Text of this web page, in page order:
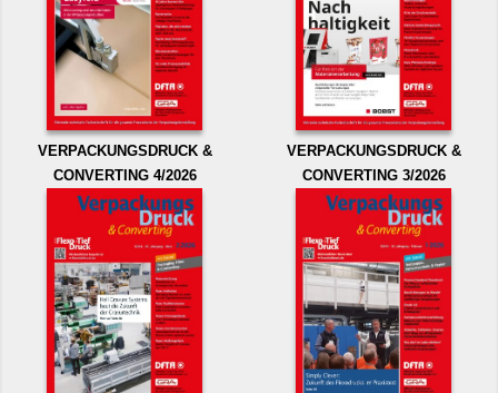
VERPACKUNGSDRUCK &
CONVERTING 4/2026
VERPACKUNGSDRUCK &
CONVERTING 3/2026